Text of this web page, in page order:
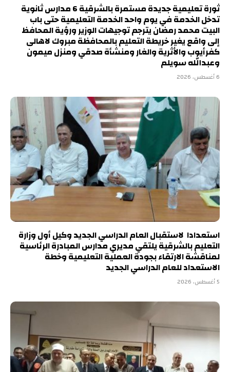
ثورة تعليمية جديدة مستمرة بالشرقية 6 مدارس ثانوية
تدخل الخدمة في يوم واحد الخدمة التعليمية حتى باب
البيت محمد رمضان يترجم توجيهات الوزير ورؤية المحافظ
إلى واقع يغير خريطة التعليم بالمحافظة مبروك لاهالى
كفرأيوب والأثرية والغار ومنشأة صدقي ومنزل ميمون
وعبدالله سويلم
6 أغسطس، 2026
استعدادا لاستقبال العام الدراسي الجديد وكيل أول وزارة
التعليم بالشرقية يلتقي مديري مدارس المبادرة الرئاسية
لمناقشة الارتقاء بجودة العملية التعليمية وخطة
الاستعداد للعام الدراسي الجديد
5 أغسطس، 2026